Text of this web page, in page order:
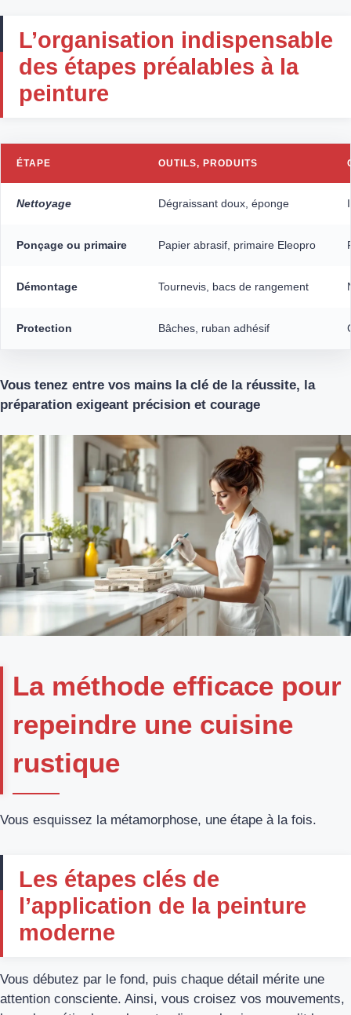
L’organisation indispensable
des étapes préalables à la
peinture
ÉTAPE OUTILS, PRODUITS
Nettoyage Dégraissant doux, éponge
Ponçage ou primaire Papier abrasif, primaire Eleopro
Démontage Tournevis, bacs de rangement
Protection Bâches, ruban adhésif
Vous tenez entre vos mains la clé de la réussite, la
préparation exigeant précision et courage
La méthode efficace pour
repeindre une cuisine
rustique
Vous esquissez la métamorphose, une étape à la fois.
Les étapes clés de
l’application de la peinture
moderne
Vous débutez par le fond, puis chaque détail mérite une
attention consciente. Ainsi, vous croisez vos mouvements,